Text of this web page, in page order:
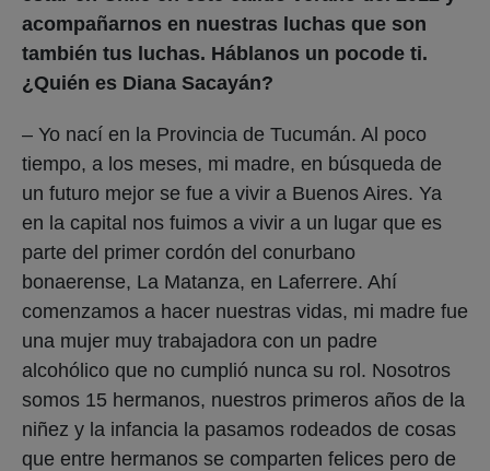
acompañarnos en nuestras luchas que son
también tus luchas. Háblanos un pocode ti.
¿Quién es Diana Sacayán?
– Yo nací en la Provincia de Tucumán. Al poco
tiempo, a los meses, mi madre, en búsqueda de
un futuro mejor se fue a vivir a Buenos Aires. Ya
en la capital nos fuimos a vivir a un lugar que es
parte del primer cordón del conurbano
bonaerense, La Matanza, en Laferrere. Ahí
comenzamos a hacer nuestras vidas, mi madre fue
una mujer muy trabajadora con un padre
alcohólico que no cumplió nunca su rol. Nosotros
somos 15 hermanos, nuestros primeros años de la
niñez y la infancia la pasamos rodeados de cosas
que entre hermanos se comparten felices pero de